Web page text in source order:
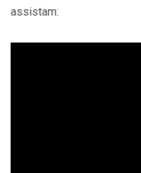
assistam: